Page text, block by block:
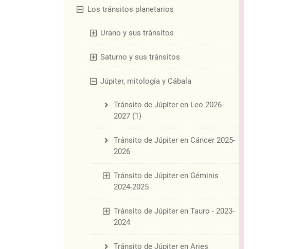
Los tránsitos planetarios
Urano y sus tránsitos
Saturno y sus tránsitos
Júpiter, mitología y Cábala
Tránsito de Júpiter en Leo 2026-
2027 (1)
Tránsito de Júpiter en Cáncer 2025-
2026
Tránsito de Júpiter en Géminis
2024-2025
Tránsito de Júpiter en Tauro - 2023-
2024
Tránsito de Júpiter en Aries